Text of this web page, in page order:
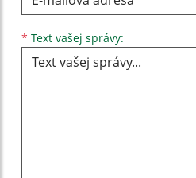
* Text vašej správy: